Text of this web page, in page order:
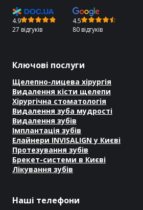
4.9
27 відгуків
4.5
80 відгуків
Ключові послуги
Щелепно-лицева хірургія
Видалення кісти щелепи
Хірургічна стоматологія
Видалення зуба мудрості
Видалення зубів
Імплантація зубів
Елайнери INVISALIGN у Києві
Протезування зубів
Брекет-системи в Києві
Лікування зубів
Наші телефони